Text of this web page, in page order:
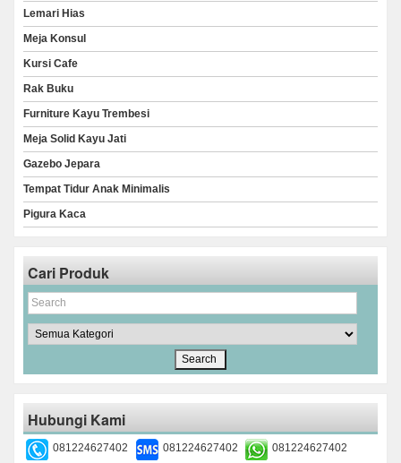
Lemari Hias
Meja Konsul
Kursi Cafe
Rak Buku
Furniture Kayu Trembesi
Meja Solid Kayu Jati
Gazebo Jepara
Tempat Tidur Anak Minimalis
Pigura Kaca
Cari Produk
Hubungi Kami
081224627402 081224627402 081224627402